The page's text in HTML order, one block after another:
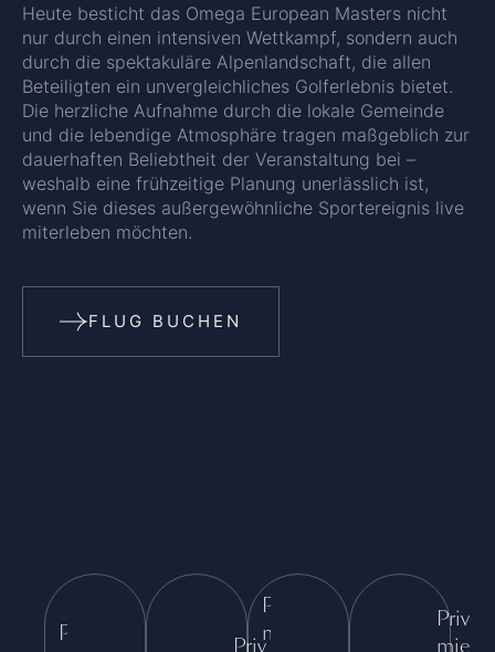
Heute besticht das Omega European Masters nicht
nur durch einen intensiven Wettkampf, sondern auch
durch die spektakuläre Alpenlandschaft, die allen
Beteiligten ein unvergleichliches Golferlebnis bietet.
Die herzliche Aufnahme durch die lokale Gemeinde
und die lebendige Atmosphäre tragen maßgeblich zur
dauerhaften Beliebtheit der Veranstaltung bei –
weshalb eine frühzeitige Planung unerlässlich ist,
wenn Sie dieses außergewöhnliche Sportereignis live
miterleben möchten.
FLUG BUCHEN
Privatjet mieten für
Privatjet
Privatjet
mieten